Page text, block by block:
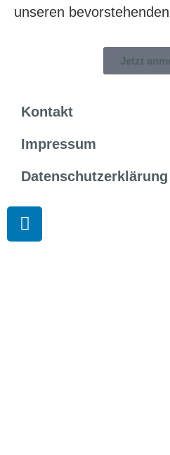
unseren
Jetzt
Kontakt
Impressum
Datenschutzerklärung